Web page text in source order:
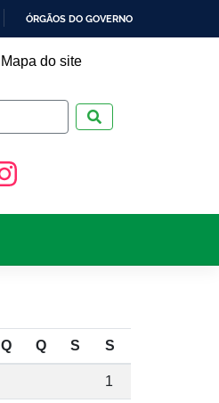
ÓRGÃOS DO GOVERNO
Mapa do site
Q Q S S
1